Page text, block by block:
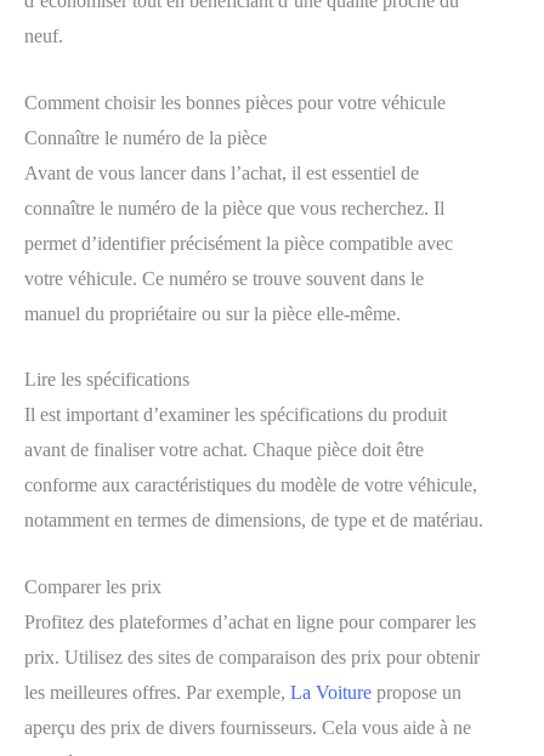
neuf.
Comment choisir les bonnes pièces pour votre véhicule
Connaître le numéro de la pièce
Avant de vous lancer dans l’achat, il est essentiel de
connaître le numéro de la pièce que vous recherchez. Il
permet d’identifier précisément la pièce compatible avec
votre véhicule. Ce numéro se trouve souvent dans le
manuel du propriétaire ou sur la pièce elle-même.
Lire les spécifications
Il est important d’examiner les spécifications du produit
avant de finaliser votre achat. Chaque pièce doit être
conforme aux caractéristiques du modèle de votre véhicule,
notamment en termes de dimensions, de type et de matériau.
Comparer les prix
Profitez des plateformes d’achat en ligne pour comparer les
prix. Utilisez des sites de comparaison des prix pour obtenir
les meilleures offres. Par exemple, La Voiture propose un
aperçu des prix de divers fournisseurs. Cela vous aide à ne